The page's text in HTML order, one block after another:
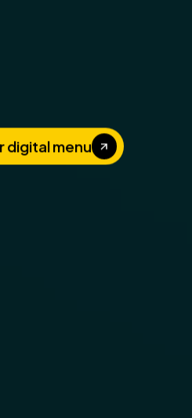
digital menu